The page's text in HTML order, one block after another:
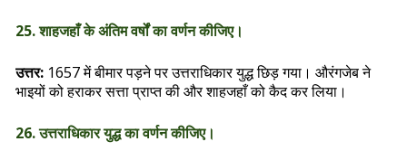
25. शाहजहाँ के अंतिम वर्षों का वर्णन कीजिए।
उत्तर: 1657 में बीमार पड़ने पर उत्तराधिकार युद्ध छिड़ गया। औरंगजेब ने
भाइयों को हराकर सत्ता प्राप्त की और शाहजहाँ को कैद कर लिया।
26. उत्तराधिकार युद्ध का वर्णन कीजिए।